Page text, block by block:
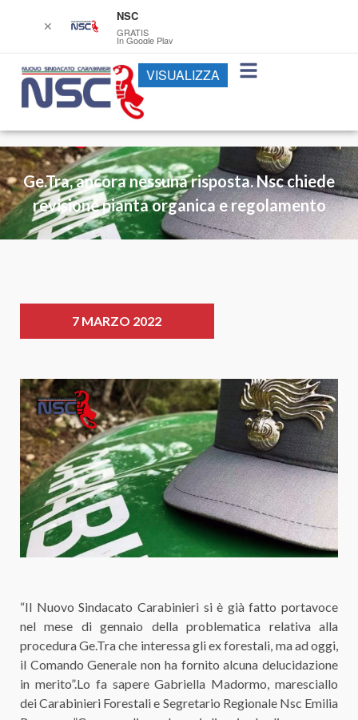
Ge.Tra, ancora nessuna risposta. Nsc chiede
revisione pianta organica e regolamento
7 MARZO 2022
“Il Nuovo Sindacato Carabinieri si è già fatto portavoce
nel mese di gennaio della problematica relativa alla
procedura Ge.Tra che interessa gli ex forestali, ma ad oggi,
il Comando Generale non ha fornito alcuna delucidazione
in merito”.Lo fa sapere Gabriella Madormo, maresciallo
dei Carabinieri Forestali e Segretario Regionale Nsc Emilia
✕
NSC
GRATIS
In Google Play
VISUALIZZA